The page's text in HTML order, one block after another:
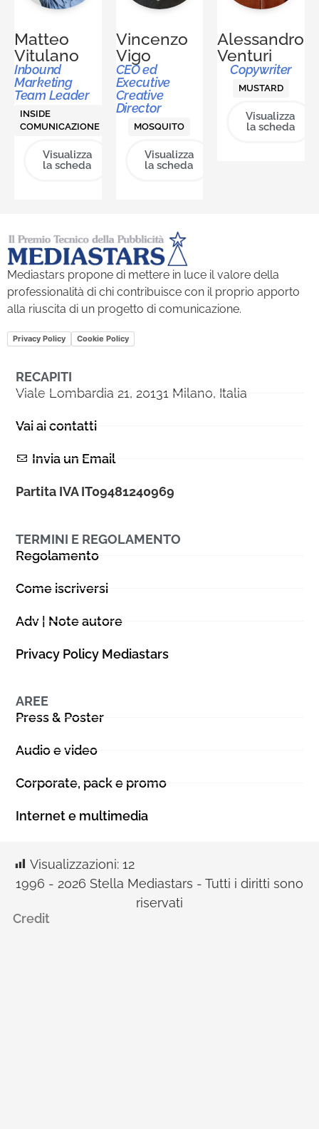
Matteo
Vitulano
Inbound
Marketing
Team Leader
INSIDE
COMUNICAZIONE
Visualizza
la scheda
Vincenzo
Vigo
CEO ed
Executive
Creative
Director
MOSQUITO
Visualizza
la scheda
Alessandro
Venturi
Copywriter
MUSTARD
Visualizza
la scheda
Mediastars propone di mettere in luce il valore della
professionalità di chi contribuisce con il proprio apporto
alla riuscita di un progetto di comunicazione.
Privacy Policy Cookie Policy
RECAPITI
Viale Lombardia 21, 20131 Milano, Italia
Vai ai contatti
Invia un Email
Partita IVA IT09481240969
TERMINI E REGOLAMENTO
Regolamento
Come iscriversi
Adv | Note autore
Privacy Policy Mediastars
AREE
Press & Poster
Audio e video
Corporate, pack e promo
Internet e multimedia
Visualizzazioni: 12
1996 - 2026 Stella Mediastars - Tutti i diritti sono
riservati
Credit